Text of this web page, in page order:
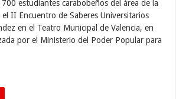
estudiantes carabobeños del área de la
II Encuentro de Saberes Universitarios
en el Teatro Municipal de Valencia, en
por el Ministerio del Poder Popular para